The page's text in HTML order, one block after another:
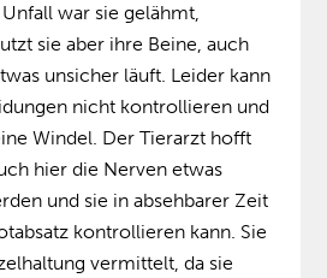
war sie gelähmt,
sie aber ihre Beine, auch
unsicher läuft. Leider kann
nicht kontrollieren und
Windel. Der Tierarzt hofft
hier die Nerven etwas
und sie in absehbarer Zeit
kontrollieren kann. Sie
vermittelt, da sie